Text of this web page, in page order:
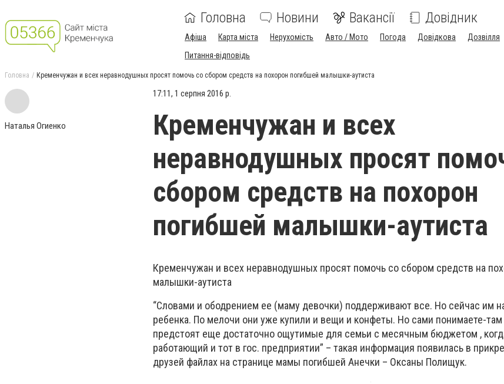
Головна Новини Вакансії Довідник
Афіша Карта міста Нерухомість Авто / Мото Погода Довідкова Дозвілля
Питання-відповідь
Головна Кременчужан и всех неравнодушных просят помочь со сбором средств на похорон погибшей малышки-аутиста
Наталья Огиенко
17:11, 1 серпня 2016 р.
Кременчужан и всех
неравнодушных просят
сбором средств на похорон
погибшей малышки-аутиста
Кременчужан и всех неравнодушных просят помочь со сбором средств на
малышки-аутиста
“Словами и ободрением ее (маму девочки) поддерживают все. Но сейчас им
ребенка. По мелочи они уже купили и вещи и конфеты. Но сами понимаете-
предстоят еще достаточно ощутимые для семьи с месячным бюджетом ,
работающий и тот в гос. предприятии” – такая информация появилась в
друзей файлах на странице мамы погибшей Анечки – Оксаны Полищук.